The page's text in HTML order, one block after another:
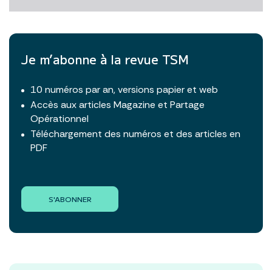
Je m’abonne à la revue TSM
10 numéros par an, versions papier et web
Accès aux articles Magazine et Partage
Opérationnel
Téléchargement des numéros et des articles en
PDF
S'ABONNER